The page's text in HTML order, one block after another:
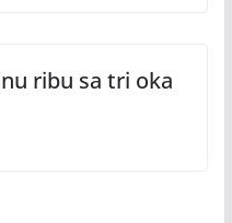
ribu sa tri oka